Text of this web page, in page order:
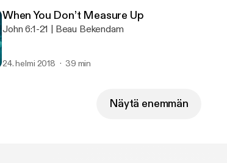
When You Don’t Measure Up
John 6:1-21 | Beau Bekendam
24. helmi 2018 39 min
Näytä enemmän